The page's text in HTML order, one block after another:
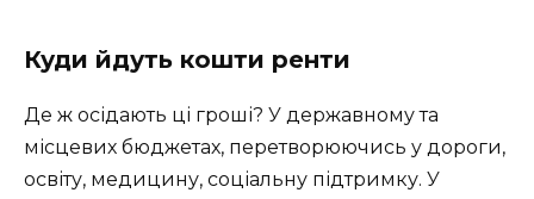
Куди йдуть кошти ренти
Де ж осідають ці гроші? У державному та
місцевих бюджетах, перетворюючись у дороги,
освіту, медицину, соціальну підтримку. У